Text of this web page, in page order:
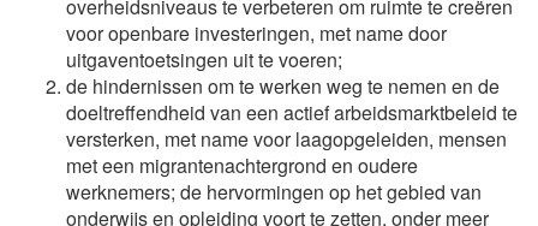
overheidsniveaus te verbeteren om ruimte te creëren
voor openbare investeringen, met name door
uitgaventoetsingen uit te voeren;
de hindernissen om te werken weg te nemen en de
doeltreffendheid van een actief arbeidsmarktbeleid te
versterken, met name voor laagopgeleiden, mensen
met een migrantenachtergrond en oudere
werknemers; de hervormingen op het gebied van
onderwijs en opleiding voort te zetten, onder meer